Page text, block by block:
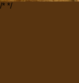
/* */